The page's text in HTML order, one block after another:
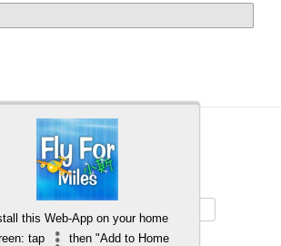
Back to top
this Web-App on your home
tap
then "Add to Home